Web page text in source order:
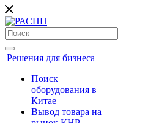
Решения для бизнеса
Поиск
оборудования в
Китае
Вывод товара на